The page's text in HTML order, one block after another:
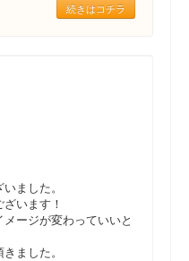
続きはコチラ
ました。
います！
ージが変わっていいと
きました。